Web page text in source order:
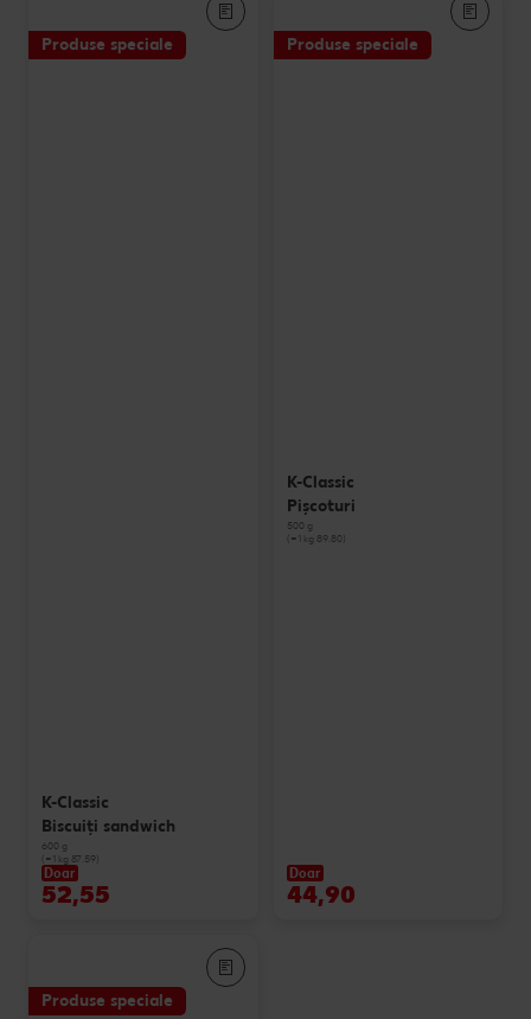
Produse speciale
K-Classic
Biscuiți sandwich
600 g
(=1 kg 87.59)
Doar
52,55
Produse speciale
K-Classic
Pișcoturi
500 g
(=1 kg 89.80)
Doar
44,90
Produse speciale